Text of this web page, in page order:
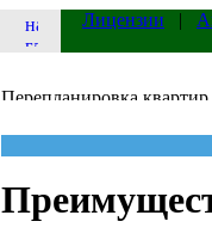
Лицензии |